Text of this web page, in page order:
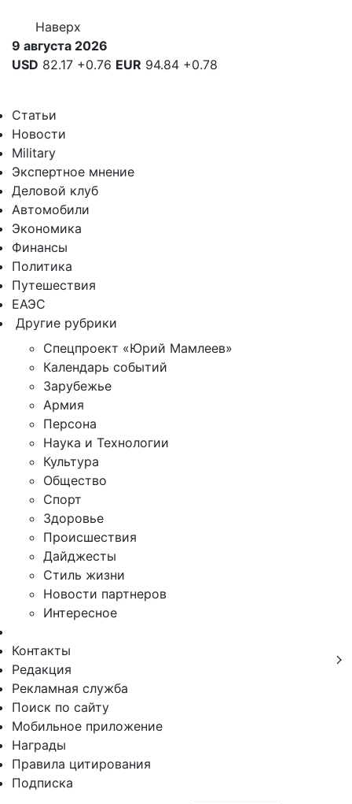
Наверх
9 августа 2026
USD 82.17 +0.76 EUR 94.84 +0.78
Статьи
Новости
Military
Экспертное мнение
Деловой клуб
Автомобили
Экономика
Финансы
Политика
Путешествия
ЕАЭС
Другие рубрики
Спецпроект «Юрий Мамлеев»
Календарь событий
Зарубежье
Армия
Персона
Наука и Технологии
Культура
Общество
Спорт
Здоровье
Происшествия
Дайджесты
Стиль жизни
Новости партнеров
Интересное
Контакты
Редакция
Рекламная служба
Поиск по сайту
Мобильное приложение
Награды
Правила цитирования
Подписка